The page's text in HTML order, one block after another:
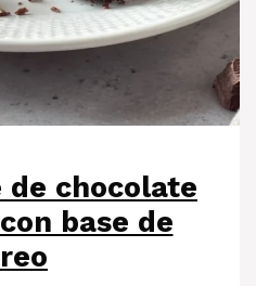
de chocolate
base de